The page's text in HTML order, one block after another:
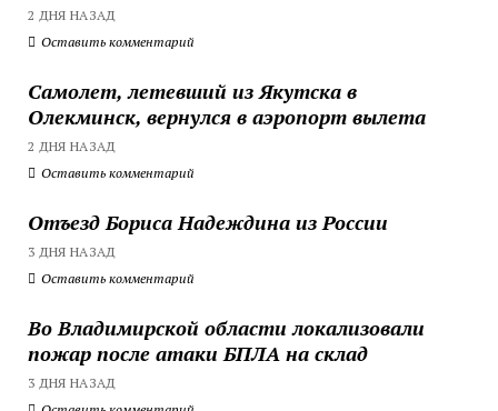
2 ДНЯ НАЗАД
Оставить комментарий
Самолет, летевший из Якутска в
Олекминск, вернулся в аэропорт вылета
2 ДНЯ НАЗАД
Оставить комментарий
Отъезд Бориса Надеждина из России
3 ДНЯ НАЗАД
Оставить комментарий
Во Владимирской области локализовали
пожар после атаки БПЛА на склад
3 ДНЯ НАЗАД